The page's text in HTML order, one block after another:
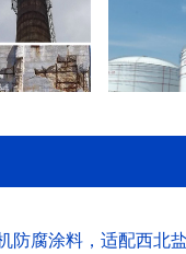
“烟塔合
键方案
甲醇
吗？
防腐涂料，适配西北